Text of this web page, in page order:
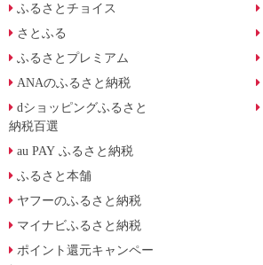
ふるさとチョイス
さとふる
ふるさとプレミアム
ANAのふるさと納税
dショッピングふるさと
納税百選
au PAY ふるさと納税
ふるさと本舗
ヤフーのふるさと納税
マイナビふるさと納税
ポイント還元キャンペー